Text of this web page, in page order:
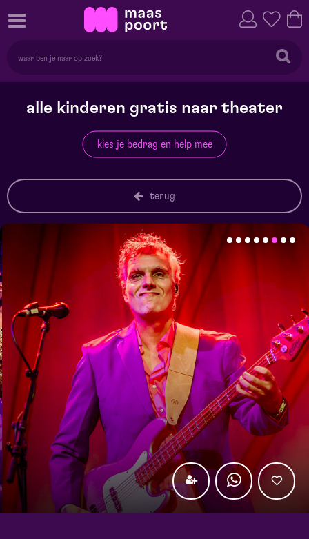
alle kinderen gratis naar theater
kies je bedrag en help mee
terug